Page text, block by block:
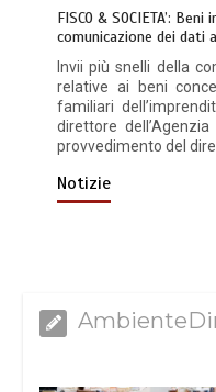
FISCO & SOCIETA’:
comunicazione dei dati
Invii più snelli della
relative ai beni
familiari
direttore
provvedimento del
Notizie